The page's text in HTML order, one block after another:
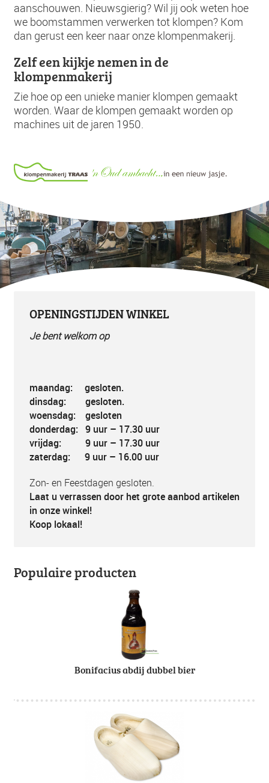
aanschouwen. Nieuwsgierig? Wil jij ook weten hoe
we boomstammen verwerken tot klompen? Kom
dan gerust een keer naar onze klompenmakerij.
Zelf een kijkje nemen in de
klompenmakerij
Zie hoe op een unieke manier klompen gemaakt
worden. Waar de klompen gemaakt worden op
machines uit de jaren 1950.
OPENINGSTIJDEN WINKEL
Je bent welkom op
maandag: gesloten.
dinsdag: gesloten.
woensdag: gesloten
donderdag: 9 uur – 17.30 uur
vrijdag: 9 uur – 17.30 uur
zaterdag: 9 uur – 16.00 uur
Zon- en Feestdagen gesloten.
Laat u verrassen door het grote aanbod artikelen
in onze winkel!
Koop lokaal!
Populaire producten
Bonifacius abdij dubbel bier